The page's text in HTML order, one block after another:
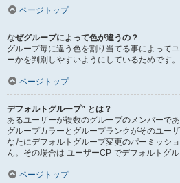
ページトップ
なぜグループによって色が違うの？
グループ毎に違う色を割り当てる事によって
ーかを判別しやすいようにしているためです。
ページトップ
デフォルトグループ” とは？
あるユーザーが複数のグループのメンバーで
グループカラーとグループランクがそのユー
なたにデフォルトグループ変更のパーミッシ
ん。その場合は ユーザーCP でデフォルトグ
ページトップ